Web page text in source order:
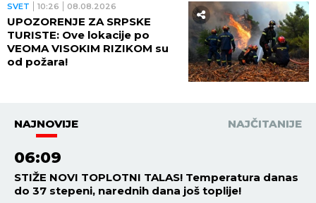
SVET 10:26 08.08.2026
UPOZORENJE ZA SRPSKE
TURISTE: Ove lokacije po
VEOMA VISOKIM RIZIKOM su
od požara!
NAJNOVIJE NAJČITANIJE
06:09
STIŽE NOVI TOPLOTNI TALAS! Temperatura danas
do 37 stepeni, narednih dana još toplije!